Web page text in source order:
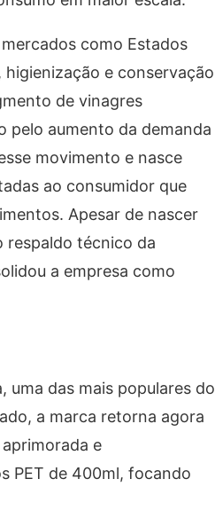
como Estados
e conservação
de vinagres
pelo aumento da demanda
movimento e nasce
ao consumidor que
Apesar de nascer
respaldo técnico da
a empresa como
uma das mais populares do
a marca retorna agora
e
PET de 400ml, focando